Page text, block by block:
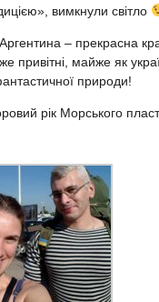
вимкнули світло
– прекрасна
майже як
природи!
рік Морського